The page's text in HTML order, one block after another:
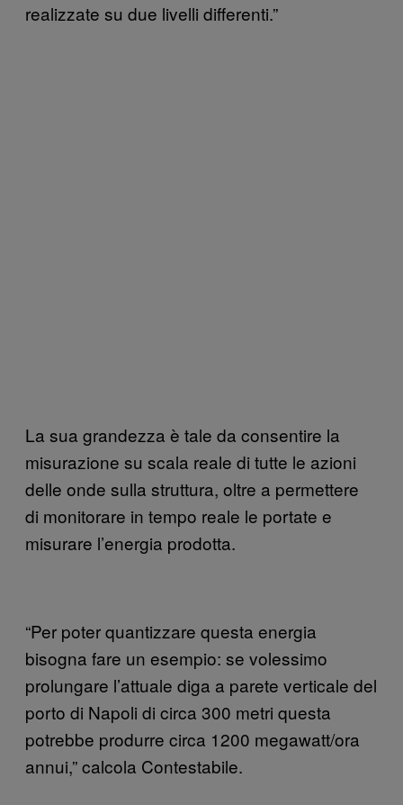
realizzate su due livelli differenti.”
La sua grandezza è tale da consentire la
misurazione su scala reale di tutte le azioni
delle onde sulla struttura, oltre a permettere
di monitorare in tempo reale le portate e
misurare l’energia prodotta.
“Per poter quantizzare questa energia
bisogna fare un esempio: se volessimo
prolungare l’attuale diga a parete verticale del
porto di Napoli di circa 300 metri questa
potrebbe produrre circa 1200 megawatt/ora
annui,” calcola Contestabile.